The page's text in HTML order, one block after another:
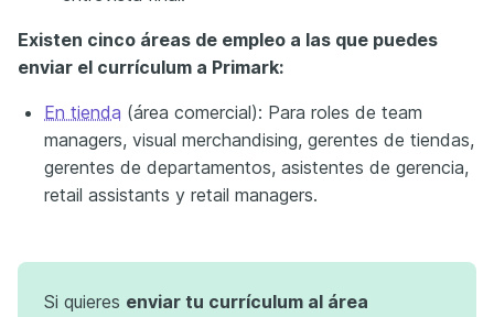
Existen cinco áreas de empleo a las que puedes
enviar el currículum a Primark:
En tienda (área comercial): Para roles de team
managers, visual merchandising, gerentes de tiendas,
gerentes de departamentos, asistentes de gerencia,
retail assistants y retail managers.
Si quieres enviar tu currículum al área